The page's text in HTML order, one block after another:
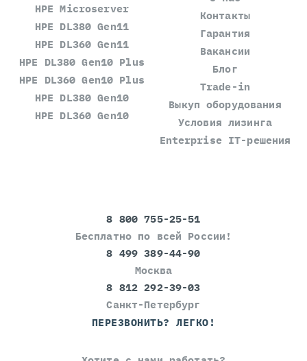
HPE Microserver
HPE DL380 Gen11
HPE DL360 Gen11
HPE DL380 Gen10 Plus
HPE DL360 Gen10 Plus
HPE DL380 Gen10
HPE DL360 Gen10
Контакты
Гарантия
Вакансии
Блог
Trade-in
Выкуп оборудования
Условия лизинга
Enterprise IT-решения
8 800 755-25-51
Бесплатно по всей России!
8 499 389-44-90
Москва
8 812 292-39-03
Санкт-Петербург
ПЕРЕЗВОНИТЬ? ЛЕГКО!